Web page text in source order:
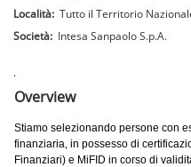
Località: Tutto il Territorio
Società: Intesa Sanpaolo S.p.A.
.
Overview
Stiamo selezionando persone con
finanziaria, in possesso di
Finanziari) e MiFID in corso di